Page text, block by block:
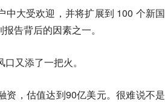
大受欢迎，并将扩展到 100 个新国
告背后的因素之一。
又添了一把火。
资，估值达到90亿美元。很难说不是